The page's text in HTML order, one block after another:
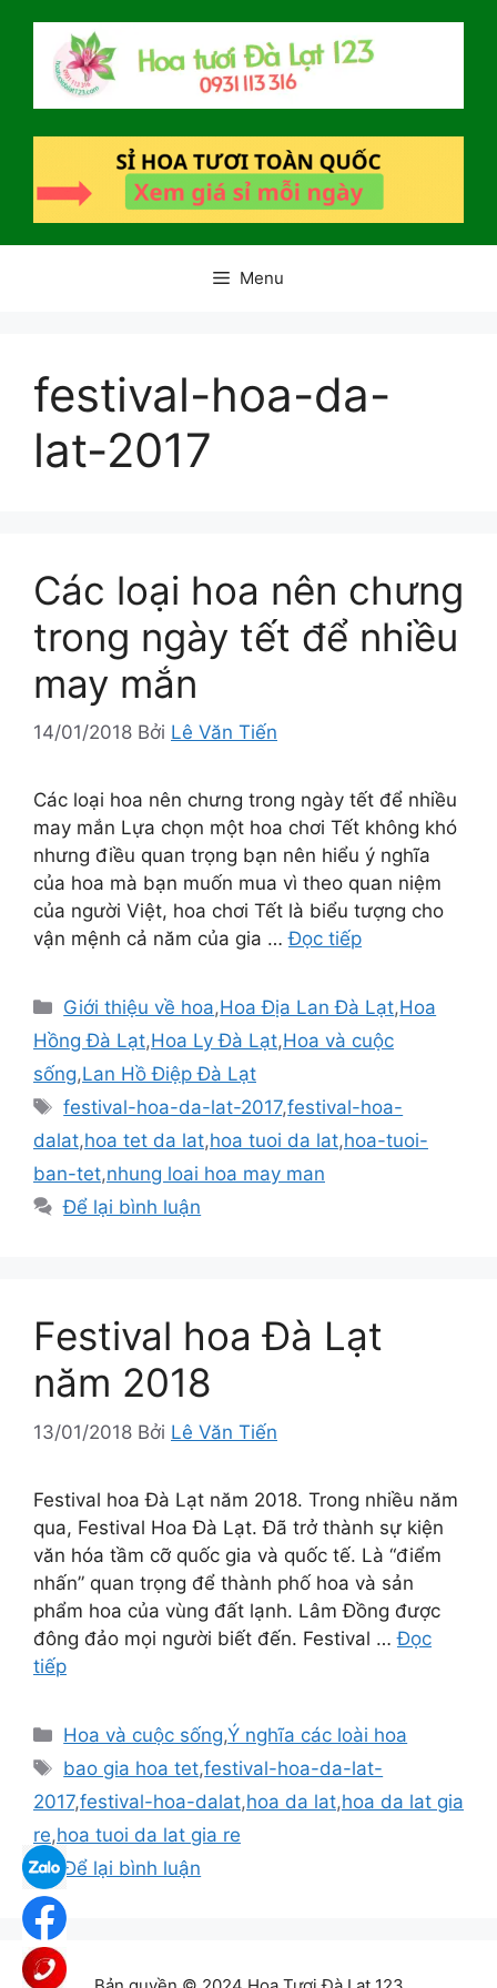
Menu
festival-hoa-da-
lat-2017
Các loại hoa nên chưng
trong ngày tết để nhiều
may mắn
14/01/2018 Bởi Lê Văn Tiến
Các loại hoa nên chưng trong ngày tết để nhiều
may mắn Lựa chọn một hoa chơi Tết không khó
nhưng điều quan trọng bạn nên hiểu ý nghĩa
của hoa mà bạn muốn mua vì theo quan niệm
của người Việt, hoa chơi Tết là biểu tượng cho
vận mệnh cả năm của gia …Đọc tiếp
Danh
mục
Giới thiệu về hoa,Hoa Địa Lan Đà Lạt,Hoa
Hồng Đà Lạt,Hoa Ly Đà Lạt,Hoa và cuộc
sống,Lan Hồ Điệp Đà Lạt
Thẻ
festival-hoa-da-lat-2017,festival-hoa-
dalat,hoa tet da lat,hoa tuoi da lat,hoa-tuoi-
ban-tet,nhung loai hoa may man
Để lại bình luận
Festival hoa Đà Lạt
năm 2018
13/01/2018 Bởi Lê Văn Tiến
Festival hoa Đà Lạt năm 2018. Trong nhiều năm
qua, Festival Hoa Đà Lạt. Đã trở thành sự kiện
văn hóa tầm cỡ quốc gia và quốc tế. Là “điểm
nhấn” quan trọng để thành phố hoa và sản
phẩm hoa của vùng đất lạnh. Lâm Đồng được
đông đảo mọi người biết đến. Festival …Đọc
tiếp
Danh
mục
Hoa và cuộc sống,Ý nghĩa các loài hoa
Thẻ
bao gia hoa tet,festival-hoa-da-lat-
2017,festival-hoa-dalat,hoa da lat,hoa da lat gia
re,hoa tuoi da lat gia re
Để lại bình luận